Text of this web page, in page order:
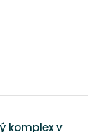
komplex v